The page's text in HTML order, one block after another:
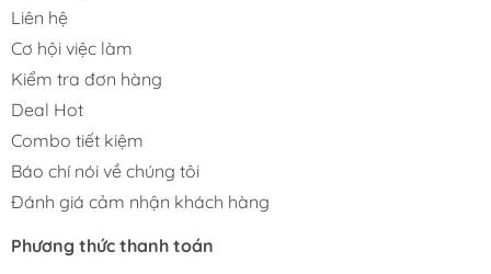
Liên hệ
Cơ hội việc làm
Kiểm tra đơn hàng
Deal Hot
Combo tiết kiệm
Báo chí nói về chúng tôi
Đánh giá cảm nhận khách hàng
Phương thức thanh toán